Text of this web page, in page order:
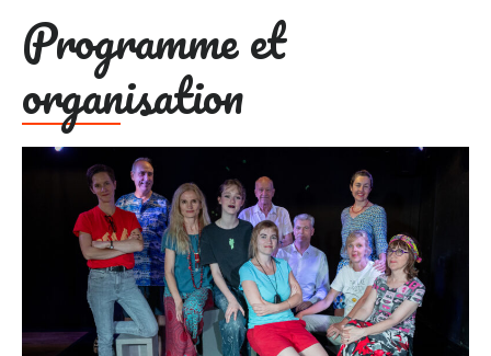
Programme et
organisation